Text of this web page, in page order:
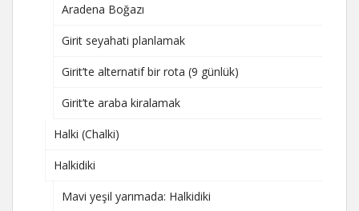
Aradena Boğazı
Girit seyahati planlamak
Girit’te alternatif bir rota (9 günlük)
Girit’te araba kiralamak
Halki (Chalki)
Halkidiki
Mavi yeşil yarımada: Halkidiki